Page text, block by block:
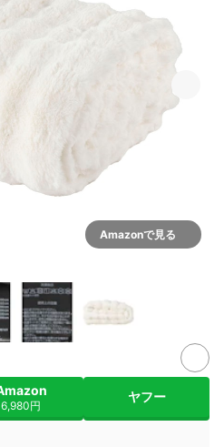
Amazonで見る
6,980円
ヤフー